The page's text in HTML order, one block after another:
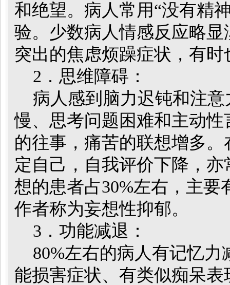
和绝望。病人常用“没有精
验。少数病人情感反应略
突出的焦虑烦躁症状，有
2．思维障碍：
病人感到脑力迟钝和注意
慢、思考问题困难和主动
的往事，痛苦的联想增多
定自己，自我评价下降，
想的患者占30%左右，主
作者称为妄想性抑郁。
3．功能减退：
80%左右的病人有记忆力
能损害症状、有类似痴呆表